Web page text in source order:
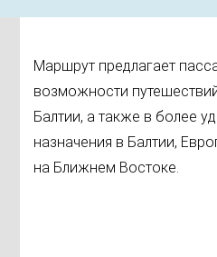
Маршрут предлагает
возможности
Балтии, а также в более
назначения в Балтии,
на Ближнем Востоке.